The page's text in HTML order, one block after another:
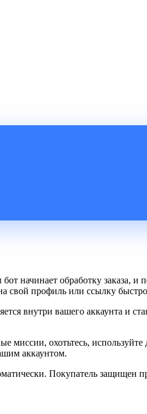
начинает обработку заказа, и
свой профиль или ссылку
внутри вашего аккаунта и
охотьтесь, используйте
аккаунтом.
Покупатель защищен